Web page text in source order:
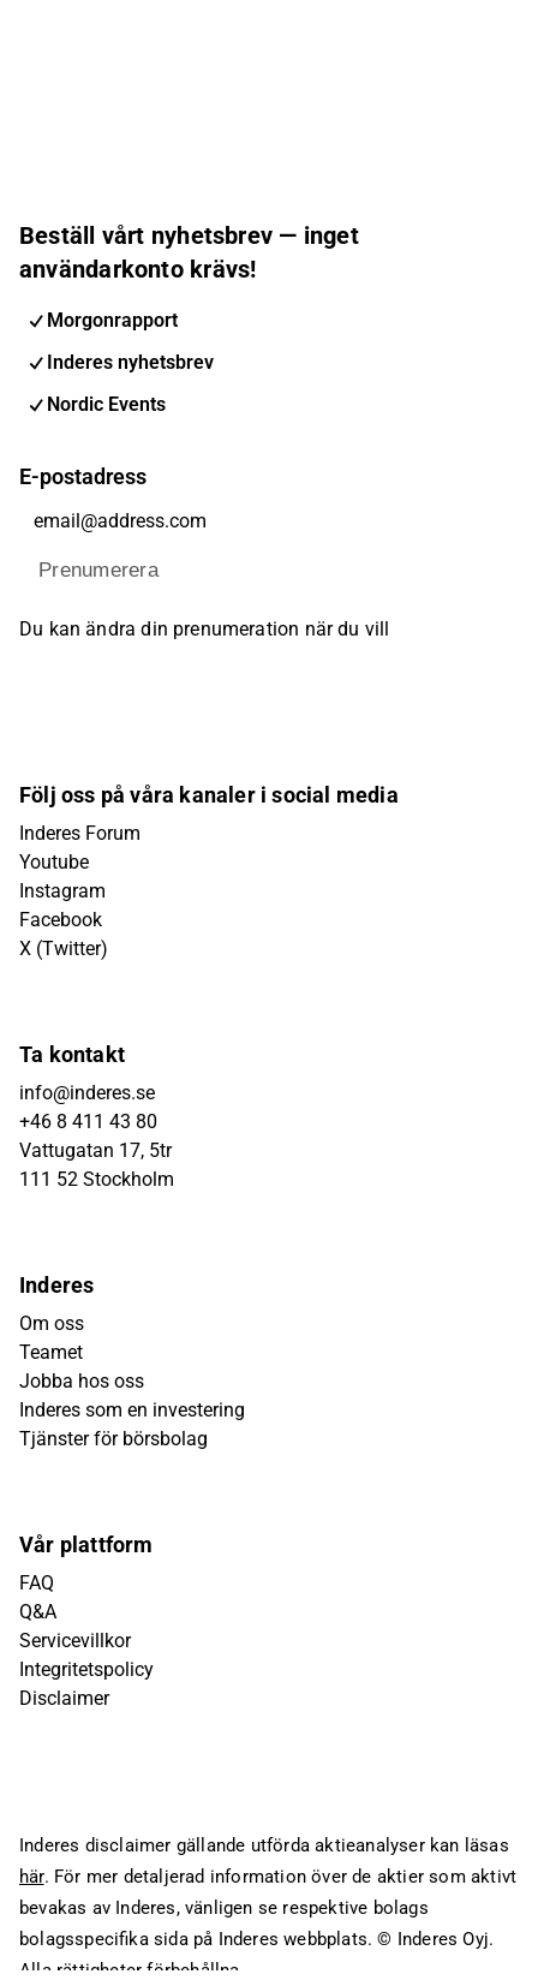
Beställ vårt nyhetsbrev — inget
användarkonto krävs!
Morgonrapport
Inderes nyhetsbrev
Nordic Events
E-postadress
Prenumerera
Du kan ändra din prenumeration när du vill
Följ oss på våra kanaler i social media
Inderes Forum
Youtube
Instagram
Facebook
X (Twitter)
Ta kontakt
info@inderes.se
+46 8 411 43 80
Vattugatan 17, 5tr
111 52 Stockholm
Inderes
Om oss
Teamet
Jobba hos oss
Inderes som en investering
Tjänster för börsbolag
Vår plattform
FAQ
Q&A
Servicevillkor
Integritetspolicy
Disclaimer
Inderes disclaimer gällande utförda aktieanalyser kan läsas
här. För mer detaljerad information över de aktier som aktivt
bevakas av Inderes, vänligen se respektive bolags
bolagsspecifika sida på Inderes webbplats. © Inderes Oyj.
Alla rättigheter förbehållna.